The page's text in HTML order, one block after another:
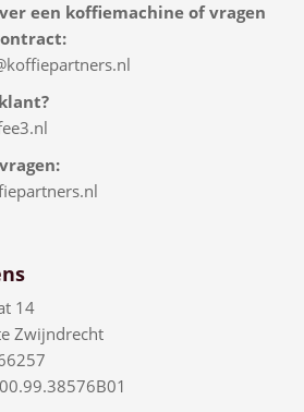
een koffiemachine of vragen
14
Zwijndrecht